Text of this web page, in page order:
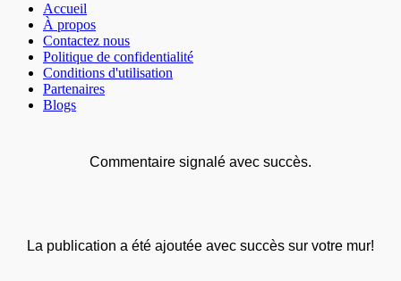
Accueil
À propos
Contactez nous
Politique de confidentialité
Conditions d'utilisation
Partenaires
Blogs
Commentaire signalé avec succès.
La publication a été ajoutée avec succès sur votre mur!